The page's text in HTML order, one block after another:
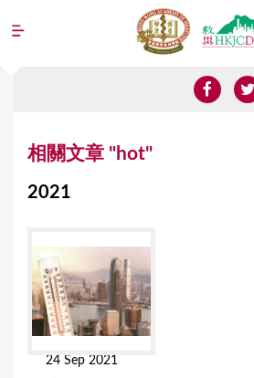
Jump to navigation
相關文章 "hot"
2021
24 Sep 2021